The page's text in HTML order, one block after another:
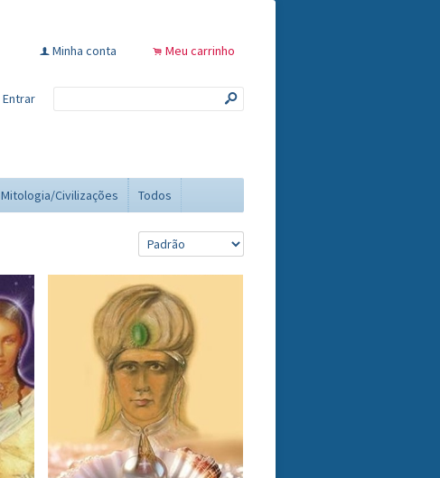
f Minha conta . Meu carrinho
Entrar s
Mitologia/Civilizações Todos